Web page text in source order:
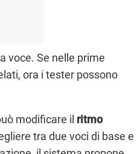
voce. Se nelle prime
ora i tester possono
modificare il ritmo
tra due voci di base e